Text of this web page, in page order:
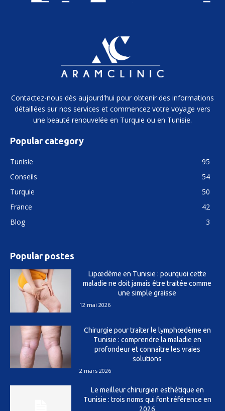
Contactez-nous dès aujourd'hui pour obtenir des informations
détaillées sur nos services et commencez votre voyage vers
une beauté renouvelée en Turquie ou en Tunisie.
Popular category
Tunisie
95
Conseils
54
Turquie
50
France
42
Blog
3
Popular postes
Lipœdème en Tunisie : pourquoi cette
maladie ne doit jamais être traitée comme
une simple graisse
12 mai 2026
Chirurgie pour traiter le lymphœdème en
Tunisie : comprendre la maladie en
profondeur et connaître les vraies
solutions
2 mars 2026
Le meilleur chirurgien esthétique en
Tunisie : trois noms qui font référence en
2026